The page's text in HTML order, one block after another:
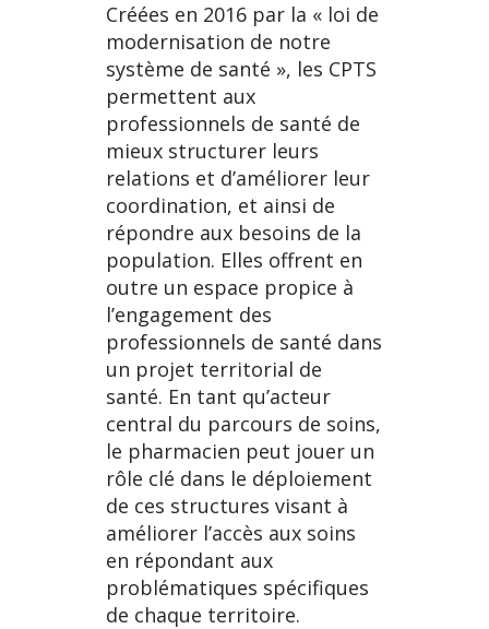
Créées en 2016 par la « loi de
modernisation de notre
système de santé », les CPTS
permettent aux
professionnels de santé de
mieux structurer leurs
relations et d’améliorer leur
coordination, et ainsi de
répondre aux besoins de la
population. Elles offrent en
outre un espace propice à
l’engagement des
professionnels de santé dans
un projet territorial de
santé. En tant qu’acteur
central du parcours de soins,
le pharmacien peut jouer un
rôle clé dans le déploiement
de ces structures visant à
améliorer l’accès aux soins
en répondant aux
problématiques spécifiques
de chaque territoire.